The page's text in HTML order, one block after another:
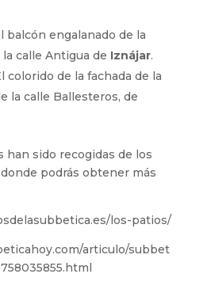
balcón engalanado de la
calle Antigua de Iznájar.
colorido de la fachada de la
la calle Ballesteros, de
han sido recogidas de los
podrás obtener más
los-patios/
articulo/subbet